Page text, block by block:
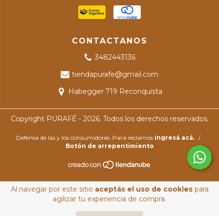
Al navegar por este sitio aceptás el uso de cookiespara
agilizar tu experiencia de compra.
CONTACTANOS
3482443136
tiendapurafe@gmail.com
Habegger 719 Reconquista
Copyright PURAFÉ - 2026. Todos los derechos reservados.
Defensa de las y los consumidores. Para reclamos ingresá acá. /
Botón de arrepentimiento